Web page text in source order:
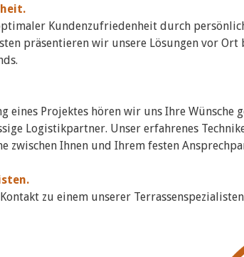
Kundenzufriedenheit durch
präsentieren wir unsere Lösungen vor
eines Projektes hören wir uns Ihre
Logistikpartner. Unser erfahrenes
zwischen Ihnen und Ihrem festen
zu einem unserer